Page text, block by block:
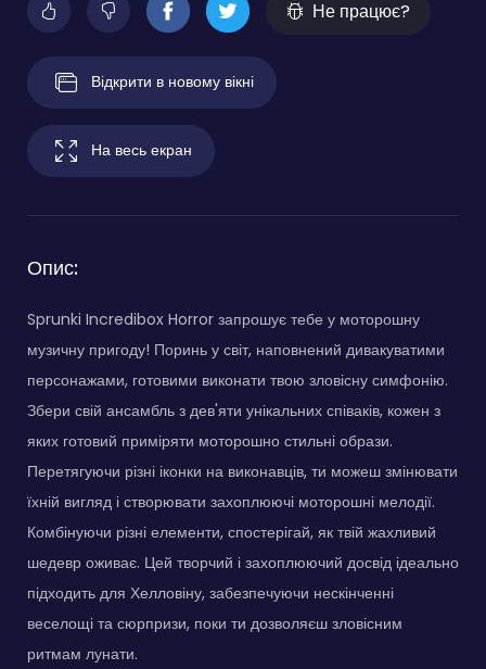
Не працює?
Відкрити в новому вікні
На весь екран
Опис:
Sprunki Incredibox Horror запрошує тебе у моторошну
музичну пригоду! Поринь у світ, наповнений дивакуватими
персонажами, готовими виконати твою зловісну симфонію.
Збери свій ансамбль з дев'яти унікальних співаків, кожен з
яких готовий приміряти моторошно стильні образи.
Перетягуючи різні іконки на виконавців, ти можеш змінювати
їхній вигляд і створювати захоплюючі моторошні мелодії.
Комбінуючи різні елементи, спостерігай, як твій жахливий
шедевр оживає. Цей творчий і захоплюючий досвід ідеально
підходить для Хелловіну, забезпечуючи нескінченні
веселощі та сюрпризи, поки ти дозволяєш зловісним
ритмам лунати.